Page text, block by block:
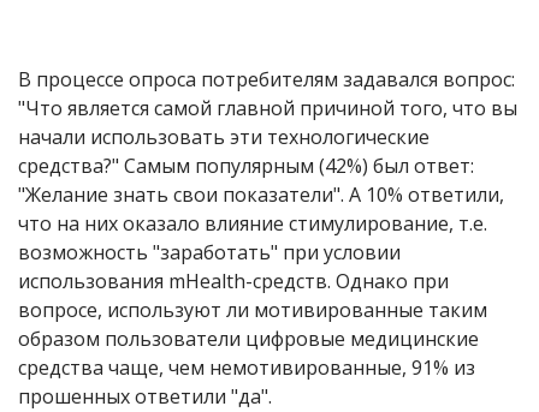
В процессе опроса потребителям задавался вопрос:
"Что является самой главной причиной того, что вы
начали использовать эти технологические
средства?" Самым популярным (42%) был ответ:
"Желание знать свои показатели". А 10% ответили,
что на них оказало влияние стимулирование, т.е.
возможность "заработать" при условии
использования mHealth-средств. Однако при
вопросе, используют ли мотивированные таким
образом пользователи цифровые медицинские
средства чаще, чем немотивированные, 91% из
прошенных ответили "да".